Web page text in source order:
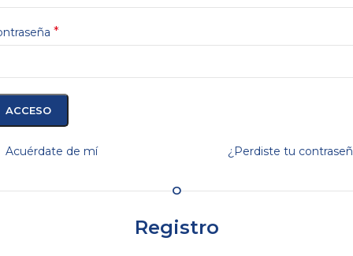
*
ACCESO
¿Perdiste tu
Acuérdate de mí
O
Registro